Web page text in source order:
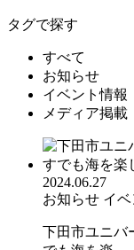
タグで探す
すべて
お知らせ
イベント情報
メディア掲載
2024.06.27
お知らせ イ
下田市ユニバ